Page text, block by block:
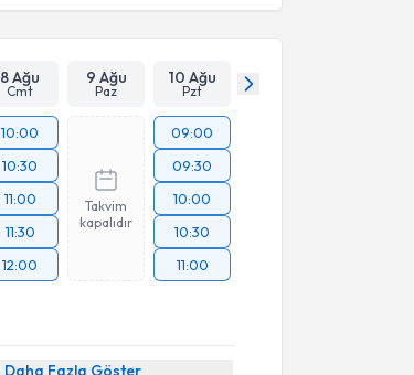
8 Ağu
Cmt
9 Ağu
Paz
10 Ağu
Pzt
10:00
10:30
11:00
11:30
12:00
Takvim
kapalıdır
09:00
09:30
10:00
10:30
11:00
Daha Fazla Göster